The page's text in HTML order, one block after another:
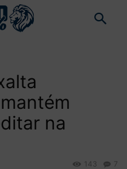
na
7
143